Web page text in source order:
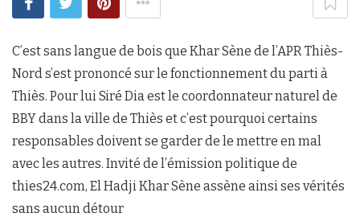
C’est sans langue de bois que Khar Sène de l’APR Thiès-
Nord s’est prononcé sur le fonctionnement du parti à
Thiès. Pour lui Siré Dia est le coordonnateur naturel de
BBY dans la ville de Thiès et c’est pourquoi certains
responsables doivent se garder de le mettre en mal
avec les autres. Invité de l’émission politique de
thies24.com, El Hadji Khar Sène assène ainsi ses vérités
sans aucun détour